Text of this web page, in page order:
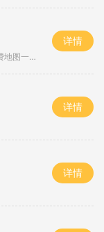
切靠打
详情
详情
详情